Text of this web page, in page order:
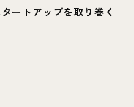
ートアップを取り巻く